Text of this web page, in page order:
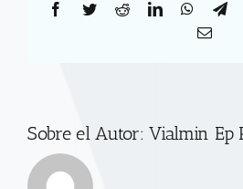
Facebook
TwitterRedditLinkedIn
Sobre el Autor:Vialmin Ep